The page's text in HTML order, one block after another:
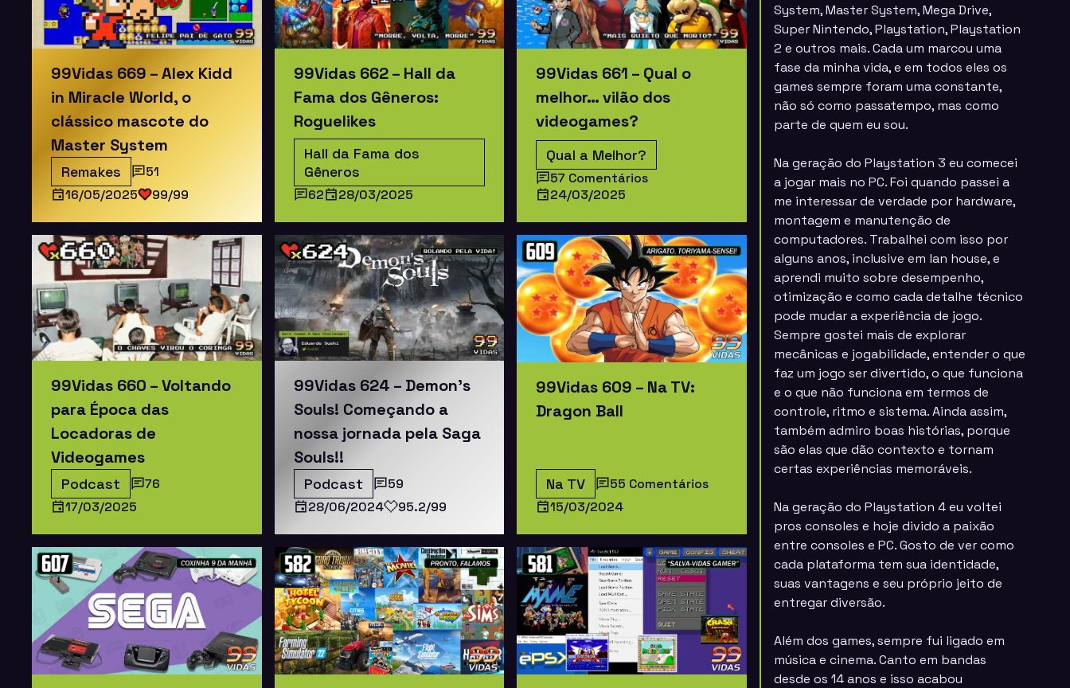
99Vidas 669 – Alex Kidd
in Miracle World, o
clássico mascote do
Master System
Remakes
51
16/05/2025
99/99
99Vidas 662 – Hall da
Fama dos Gêneros:
Roguelikes
Hall da Fama dos
Gêneros
62 28/03/2025
99Vidas 661 – Qual o
melhor… vilão dos
videogames?
Qual a Melhor?
57 Comentários
24/03/2025
99Vidas 660 – Voltando
para Época das
Locadoras de
Videogames
Podcast
76
17/03/2025
99Vidas 624 – Demon’s
Souls! Começando a
nossa jornada pela Saga
Souls!!
Podcast
59
28/06/2024
95.2/99
99Vidas 609 – Na TV:
Dragon Ball
Na TV
55 Comentários
15/03/2024
System, Master System, Mega Drive,
Super Nintendo, Playstation, Playstation
2 e outros mais. Cada um marcou uma
fase da minha vida, e em todos eles os
games sempre foram uma constante,
não só como passatempo, mas como
parte de quem eu sou.
Na geração do Playstation 3 eu comecei
a jogar mais no PC. Foi quando passei a
me interessar de verdade por hardware,
montagem e manutenção de
computadores. Trabalhei com isso por
alguns anos, inclusive em lan house, e
aprendi muito sobre desempenho,
otimização e como cada detalhe técnico
pode mudar a experiência de jogo.
Sempre gostei mais de explorar
mecânicas e jogabilidade, entender o que
faz um jogo ser divertido, o que funciona
e o que não funciona em termos de
controle, ritmo e sistema. Ainda assim,
também admiro boas histórias, porque
são elas que dão contexto e tornam
certas experiências memoráveis.
Na geração do Playstation 4eu voltei
pros consoles e hoje divido a paixão
entre consoles e PC. Gosto de ver como
cada plataforma tem sua identidade,
suas vantagens e seu próprio jeito de
entregar diversão.
Além dos games, sempre fui ligado em
música e cinema. Canto em bandas
desde os 14 anos e isso acabou